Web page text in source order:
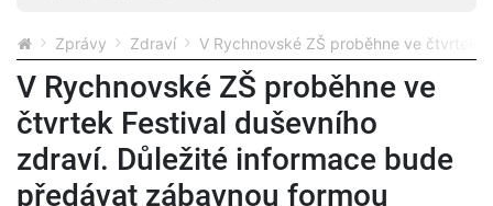
Zprávy Zdraví V Rychnovské ZŠ proběhne ve čtvrtek
V Rychnovské ZŠ proběhne ve
čtvrtek Festival duševního
zdraví. Důležité informace bude
předávat zábavnou formou